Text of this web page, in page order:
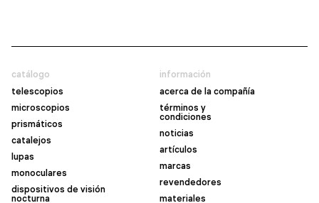
catálogo
telescopios
microscopios
prismáticos
catalejos
lupas
monoculares
dispositivos de visión
nocturna
información
acerca de la compañía
términos y
condiciones
noticias
artículos
marcas
revendedores
materiales